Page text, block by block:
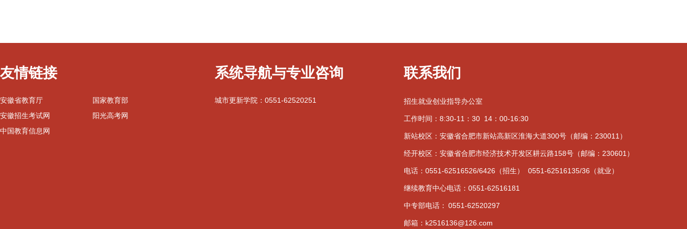
友情链接
安徽省教育厅
国家教育部
安徽招生考试网
阳光高考网
中国教育信息网
系统导航与专业咨询
城市更新学院：0551-62520251
联系我们
招生就业创业指导办公室
工作时间：8:30-11：30 14：00-16:30
新站校区：安徽省合肥市新站高新区淮海大道300号（邮编：230011）
经开校区：安徽省合肥市经济技术开发区耕云路158号（邮编：230601）
电话：0551-62516526/6426（招生） 0551-62516135/36（就业）
继续教育中心电话：0551-62516181
中专部电话： 0551-62520297
邮箱：k2516136@126.com